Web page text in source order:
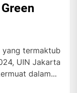
yang termaktub
UIN Jakarta
dalam...